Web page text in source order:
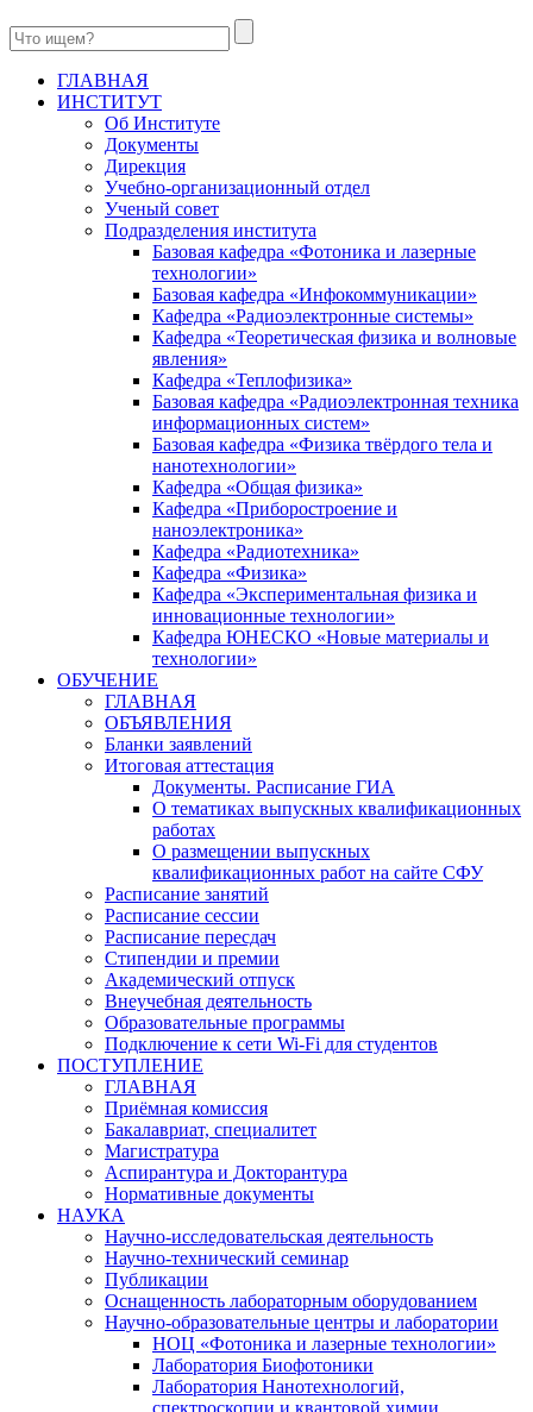
ГЛАВНАЯ
ИНСТИТУТ
Об Институте
Документы
Дирекция
Учебно-организационный отдел
Ученый совет
Подразделения института
Базовая кафедра «Фотоника и лазерные
технологии»
Базовая кафедра «Инфокоммуникации»
Кафедра «Радиоэлектронные системы»
Кафедра «Теоретическая физика и волновые
явления»
Кафедра «Теплофизика»
Базовая кафедра «Радиоэлектронная техника
информационных систем»
Базовая кафедра «Физика твёрдого тела и
нанотехнологии»
Кафедра «Общая физика»
Кафедра «Приборостроение и
наноэлектроника»
Кафедра «Радиотехника»
Кафедра «Физика»
Кафедра «Экспериментальная физика и
инновационные технологии»
Кафедра ЮНЕСКО «Новые материалы и
технологии»
ОБУЧЕНИЕ
ГЛАВНАЯ
ОБЪЯВЛЕНИЯ
Бланки заявлений
Итоговая аттестация
Документы. Расписание ГИА
О тематиках выпускных квалификационных
работах
О размещении выпускных
квалификационных работ на сайте СФУ
Расписание занятий
Расписание сессии
Расписание пересдач
Стипендии и премии
Академический отпуск
Внеучебная деятельность
Образовательные программы
Подключение к сети Wi-Fi для студентов
ПОСТУПЛЕНИЕ
ГЛАВНАЯ
Приёмная комиссия
Бакалавриат, специалитет
Магистратура
Аспирантура и Докторантура
Нормативные документы
НАУКА
Научно-исследовательская деятельность
Научно-технический семинар
Публикации
Оснащенность лабораторным оборудованием
Научно-образовательные центры и лаборатории
НОЦ «Фотоника и лазерные технологии»
Лаборатория Биофотоники
Лаборатория Нанотехнологий,
спектроскопии и квантовой химии